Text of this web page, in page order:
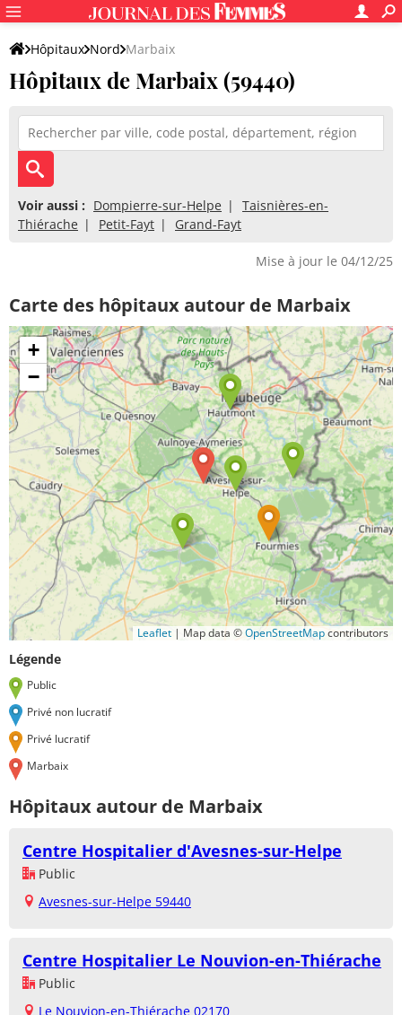
Hôpitaux Nord Marbaix
Hôpitaux de Marbaix (59440)
Voir aussi : Dompierre-sur-Helpe
Taisnières-en-
Thiérache
Petit-Fayt Grand-Fayt
Mise à jour le 04/12/25
Carte des hôpitaux autour de Marbaix
+
−
Leaflet | Map data ©OpenStreetMapcontributors
Légende
Public
Privé non lucratif
Privé lucratif
Marbaix
Hôpitaux autour de Marbaix
Centre Hospitalier d'Avesnes-sur-Helpe
Public
Avesnes-sur-Helpe 59440
Centre Hospitalier Le Nouvion-en-Thiérache
Public
Le Nouvion-en-Thiérache 02170